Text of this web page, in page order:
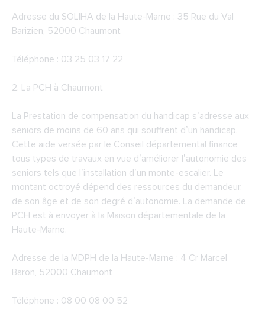
Adresse du SOLIHA de la Haute-Marne : 35 Rue du Val
Barizien, 52000 Chaumont
Téléphone : 03 25 03 17 22
2. La PCH à Chaumont
La Prestation de compensation du handicap s’adresse aux
seniors de moins de 60 ans qui souffrent d’un handicap.
Cette aide versée par le Conseil départemental finance
tous types de travaux en vue d’améliorer l’autonomie des
seniors tels que l’installation d’un monte-escalier. Le
montant octroyé dépend des ressources du demandeur,
de son âge et de son degré d’autonomie. La demande de
PCH est à envoyer à la Maison départementale de la
Haute-Marne.
Adresse de la MDPH de la Haute-Marne : 4 Cr Marcel
Baron, 52000 Chaumont
Téléphone : 08 00 08 00 52